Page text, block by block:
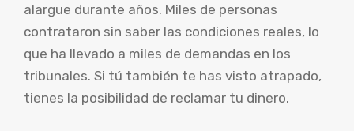
alargue durante años. Miles de personas
contrataron sin saber las condiciones reales, lo
que ha llevado a miles de demandas en los
tribunales. Si tú también te has visto atrapado,
tienes la posibilidad de reclamar tu dinero.